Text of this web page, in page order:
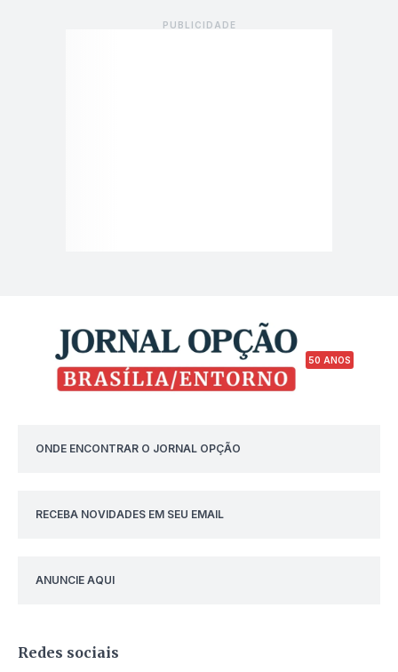
50 ANOS
ONDE ENCONTRAR O JORNAL OPÇÃO
RECEBA NOVIDADES EM SEU EMAIL
ANUNCIE AQUI
Redes sociais